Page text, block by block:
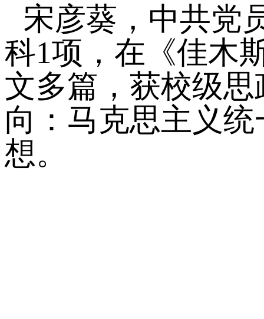
宋彦葵，中共党
科1项，在《佳木
文多篇，获校级
向：马克思主义
想。